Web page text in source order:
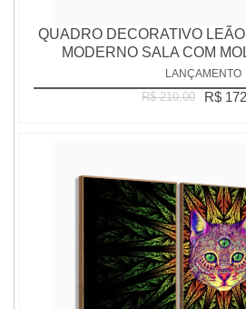
QUADRO DECORATIVO
MODERNO SALA COM
LANÇAMENTO
R$ 210,00 R$